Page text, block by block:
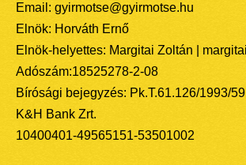
Email: gyirmotse@gyirmotse.hu
Elnök: Horváth Ernő
Elnök-helyettes: Margitai Zoltán |
Adószám:18525278-2-08
Bírósági bejegyzés: Pk.T.61.126/1993/59
K&H Bank Zrt.
10400401-49565151-53501002